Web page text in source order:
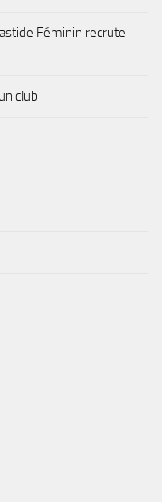
Féminin recrute
club